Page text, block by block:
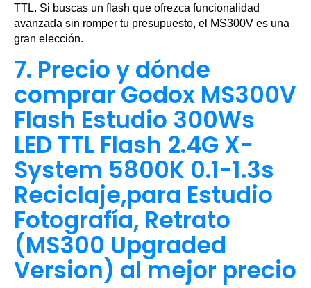
TTL. Si buscas un flash que ofrezca funcionalidad
avanzada sin romper tu presupuesto, el MS300V es una
gran elección.
7. Precio y dónde
comprar Godox MS300V
Flash Estudio 300Ws
LED TTL Flash 2.4G X-
System 5800K 0.1-1.3s
Reciclaje,para Estudio
Fotografía, Retrato
(MS300 Upgraded
Version) al mejor precio